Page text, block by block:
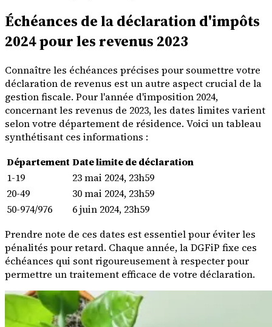
Échéances de la déclaration d'impôts
2024 pour les revenus 2023
Connaître les échéances précises pour soumettre votre
déclaration de revenus est un autre aspect crucial de la
gestion fiscale. Pour l'année d'imposition 2024,
concernant les revenus de 2023, les dates limites varient
selon votre département de résidence. Voici un tableau
synthétisant ces informations :
DépartementDate limite de déclaration
1-19
23 mai 2024, 23h59
20-49
30 mai 2024, 23h59
50-974/976
6 juin 2024, 23h59
Prendre note de ces dates est essentiel pour éviter les
pénalités pour retard. Chaque année, la DGFiP fixe ces
échéances qui sont rigoureusement à respecter pour
permettre un traitement efficace de votre déclaration.